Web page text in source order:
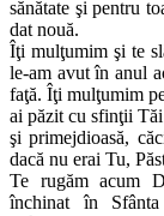
sănătate şi pentru
dat nouă.
Îţi mulţumim şi te
le-am avut în anul
faţă. Îţi mulţumim
ai păzit cu sfinţii Tăi
şi primejdioasă,
dacă nu erai Tu,
Te rugăm acum
închinat în